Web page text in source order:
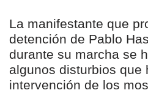
La manifestante que
detención de Pablo
durante su marcha se
algunos disturbios que
intervención de los